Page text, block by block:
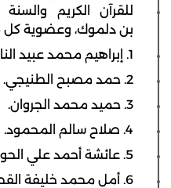
للقرآن الكريم
بن دلموك، وعضوية
1. إبراهيم محمد عبيد النابودة.
2. حمد مصبح الطنيجي.
3. حميد محمد الجروان.
4. صلاح سالم المحمود.
5. عائشة أحمد علي الحويدي.
6. أمل محمد خليفة القصيمي.